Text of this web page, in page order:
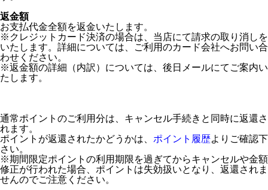
返金額
お支払代金全額を返金いたします。
※クレジットカード決済の場合は、当店にて請求の取り消しを
いたします。詳細については、ご利用のカード会社へお問い合
わせください。
※返金額の詳細（内訳）については、後日メールにてご案内い
たします。
通常ポイントのご利用分は、キャンセル手続きと同時に返還さ
れます。
ポイントが返還されたかどうかは、 ポイント履歴よりご確認下
さい。
※期間限定ポイントの利用期限を過ぎてからキャンセルや金額
修正が行われた場合、ポイントは失効扱いとなり、返還されま
せんのでご注意ください。